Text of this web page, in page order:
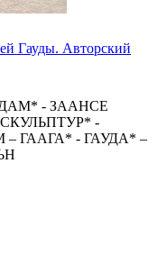
Гауды. Авторский
- ЗААНСЕ
-
ГААГА* - ГАУДА* –